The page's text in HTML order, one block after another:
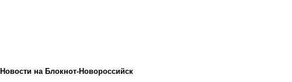
Новости на Блoкнoт-Новороссийск